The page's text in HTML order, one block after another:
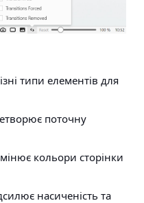
типи елементів для
поточну
кольори сторінки
насиченість та